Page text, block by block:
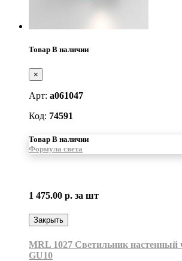
Товар В наличии
×
Арт: a061047
Код: 74591
Товар В наличии
Формула света
1 475.00 р. за шт
Закрыть
MRL 1027 Светильник настенный
GU10